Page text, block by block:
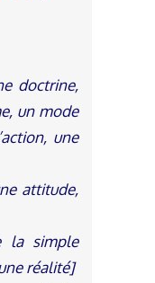
doctrine,
un mode
une
attitude,
la simple
réalité]